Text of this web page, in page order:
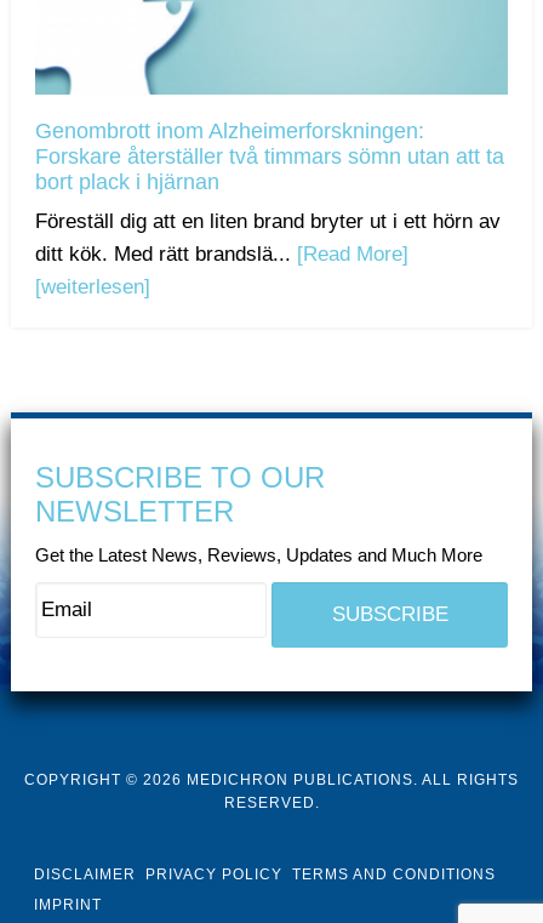
Genombrott inom Alzheimerforskningen:
Forskare återställer två timmars sömn utan att ta
bort plack i hjärnan
Föreställ dig att en liten brand bryter ut i ett hörn av
ditt kök. Med rätt brandslä... [Read More]
[weiterlesen]
SUBSCRIBE TO OUR
NEWSLETTER
Get the Latest News, Reviews, Updates and Much More
COPYRIGHT © 2026 MEDICHRON PUBLICATIONS. ALL RIGHTS
RESERVED.
DISCLAIMER PRIVACY POLICY
TERMS AND CONDITIONS
IMPRINT